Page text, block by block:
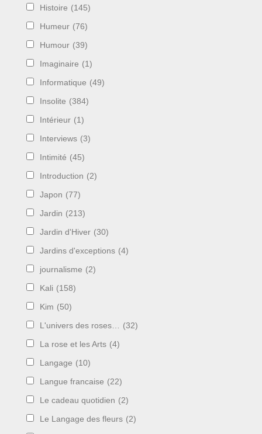
Histoire (145)
Humeur (76)
Humour (39)
Imaginaire (1)
Informatique (49)
Insolite (384)
Intérieur (1)
Interviews (3)
Intimité (45)
Introduction (2)
Japon (77)
Jardin (213)
Jardin d'Hiver (30)
Jardins d'exceptions (4)
journalisme (2)
Kali (158)
Kim (50)
L'univers des roses… (32)
La rose et les Arts (4)
Langage (10)
Langue francaise (22)
Le cadeau quotidien (2)
Le Langage des fleurs (2)